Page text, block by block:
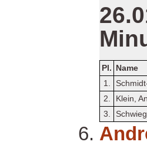
Pl.
Name
1.
2.
Klein,
3.